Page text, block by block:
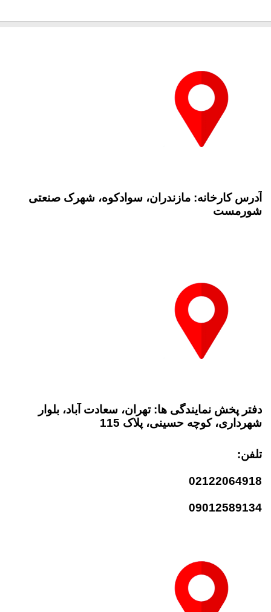
آدرس کارخانه: مازندران، سوادکوه، شهرک صنعتی
شورمست
دفتر پخش نمایندگی ها: تهران، سعادت آباد، بلوار
شهرداری، کوچه حسینی، پلاک 115
تلفن:
02122064918
09012589134